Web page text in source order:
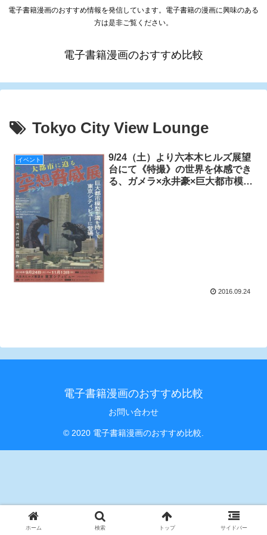
電子書籍漫画のおすすめ情報を発信しています。電子書籍の漫画に興味のある
方は是非ご覧ください。
電子書籍漫画のおすすめ比較
Tokyo City View Lounge
イベント
9/24（土）より六本木ヒルズ展望
台にて《特撮》の世界を体感でき
る、ガメラ×永井豪×巨大都市模型
2016.09.24
電子書籍漫画のおすすめ比較
お問い合わせ
© 2020 電子書籍漫画のおすすめ比較.
ホーム 検索 トップ サイドバー